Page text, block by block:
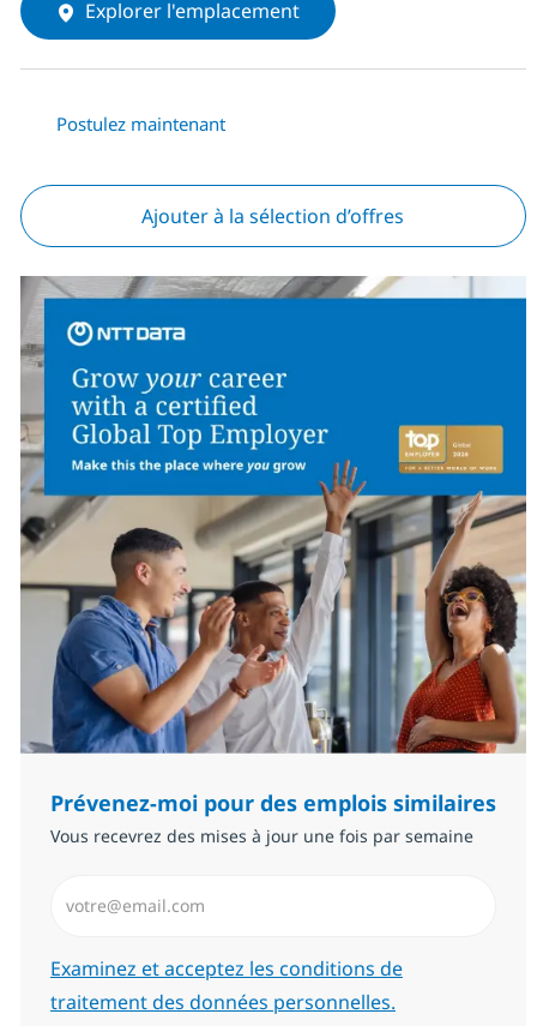
Explorer l'emplacement
Postulez maintenant
Ajouter à la sélection d’offres
Prévenez-moi pour des emplois similaires
Vous recevrez des mises à jour une fois par semaine
Required
Examinez et acceptez les conditions de
traitement des données personnelles.